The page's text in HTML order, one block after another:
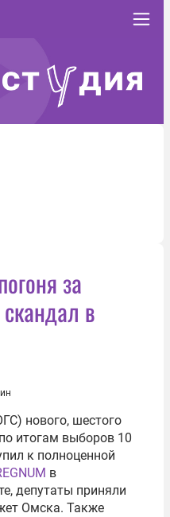
за
в
нового, шестого
итогам выборов 10
к полноценной
в
депутаты приняли
Омска. Также